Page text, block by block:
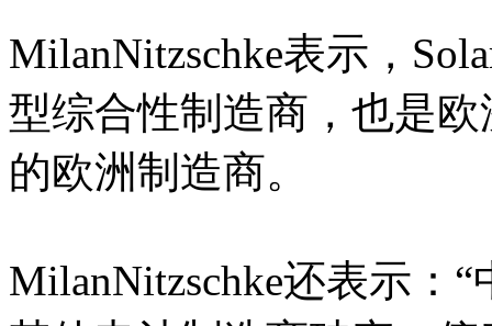
MilanNitzschke表示，
型综合性制造商，也是
的欧洲制造商。
MilanNitzschke还表示：